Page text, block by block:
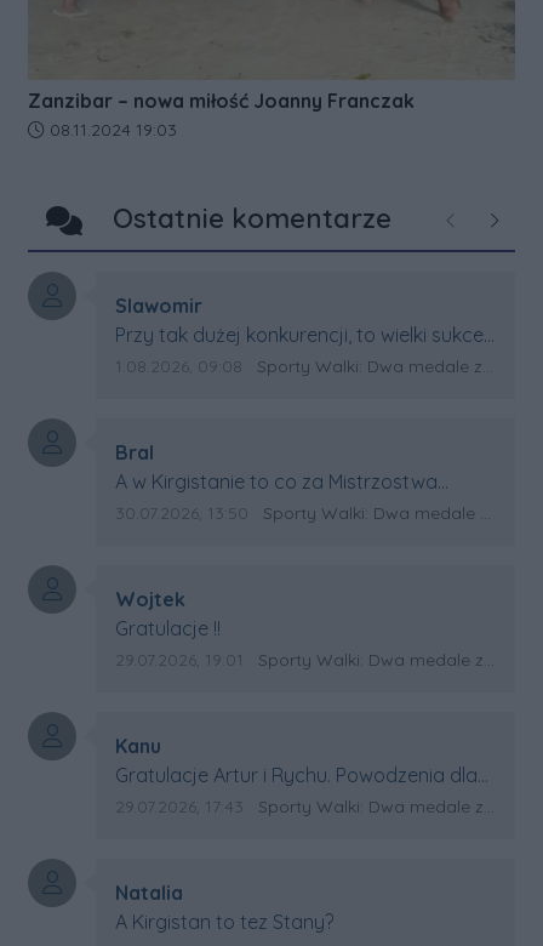
Zanzibar – nowa miłość Joanny Franczak
Data dodania artykułu:
08.11.2024 19:03
Ostatnie komentarze Poprzednie
Autor komentarza:
Slawomir
Treść komentarza:
Przy tak dużej konkurencji, to wielki sukces
Artura. Gratulacje !
Data dodania komentarza:
1.08.2026, 09:08 Źródło komentarza:
Sporty Walki: Dwa medale za oceanem
Autor komentarza:
Bral
Treść komentarza:
A w Kirgistanie to co za Mistrzostwa
Swiata?
Data dodania komentarza:
30.07.2026, 13:50 Źródło komentarza:
Sporty Walki: Dwa medale za oceanem
Autor komentarza:
Wojtek
Treść komentarza:
Gratulacje !!
Data dodania komentarza:
29.07.2026, 19:01 Źródło komentarza:
Sporty Walki: Dwa medale za oceanem
Autor komentarza:
Kanu
Treść komentarza:
Gratulacje Artur i Rychu. Powodzenia dla
Kirgistanu.
Data dodania komentarza:
29.07.2026, 17:43 Źródło komentarza:
Sporty Walki: Dwa medale za oceanem
Autor komentarza:
Natalia
Treść komentarza:
A Kirgistan to tez Stany?